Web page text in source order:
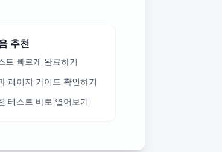
추천
트 빠르게 완료하기
페이지 가이드 확인하기
테스트 바로 열어보기